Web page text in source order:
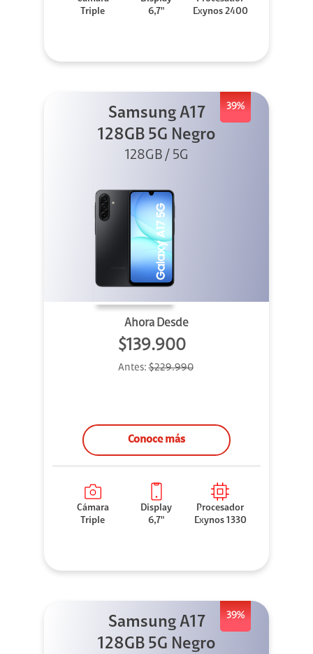
Triple
6,7"
Exynos 2400
39%
Samsung A17
128GB 5G Negro
128GB / 5G
Ahora Desde
$139.900
Antes:$229.990
Conoce más
Cámara
Triple
Display
6,7"
Procesador
Exynos 1330
39%
Samsung A17
128GB 5G Negro